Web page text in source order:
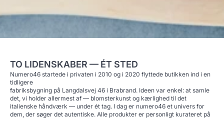
TO LIDENSKABER — ÉT STED
Numero46 startede i privaten i 2010 og i 2020 flyttede butikken ind i en
tidligere
fabriksbygning på Langdalsvej 46 i Brabrand. Ideen var enkel: at samle
det, vi holder allermest af — blomsterkunst og kærlighed til det
italienske håndværk — under ét tag. I dag er numero46 et univers for
dem, der søger det autentiske. Alle produkter er personligt kurateret på